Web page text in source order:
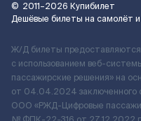
© 2011–2026 Купибилет
Дешёвые билеты на самолёт и
Ж/Д билеты
с использованием веб-
пассажирские решения» на
от 04.04.2024 заключенного
ООО «РЖД-Цифровые